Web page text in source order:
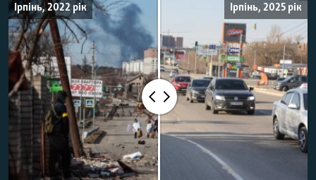
Ірпінь, 2022 рік Ірпінь, 2025 рік